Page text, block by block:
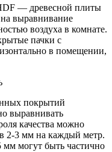
— древесной плиты
на выравнивание
воздуха в комнате.
пачки с
в помещении,
покрытий
выравнивать
качества можно
2-3 мм на каждый метр.
могут быть частично